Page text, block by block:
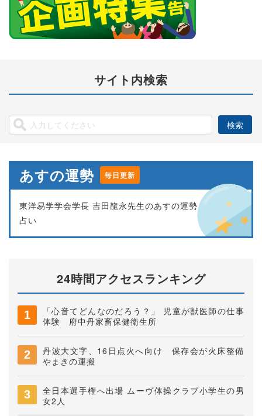
サイト内検索
あすの運勢 毎日更新
東洋易学学会学長 吉田龍永先生のあすの運勢
占い
24時間アクセスランキング
「心音てどんなのだろう？」 児童が獣医師の仕事
体験 府中丹家畜保健衛生所
丹波大文字、16日点火へ向け 保存会が火床整備
やまきの運搬
全日本選手権へ出場 ムーヴ体操クラブ小学生の男
女2人